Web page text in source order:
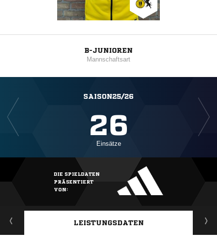
B-JUNIOREN
Mannschaftsart
SAISON25/26
26
Einsätze
DIE SPIELDATEN
PRÄSENTIERT
VON:
LEISTUNGSDATEN